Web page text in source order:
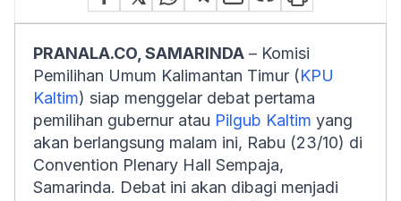
PRANALA.CO, SAMARINDA – Komisi
Pemilihan Umum Kalimantan Timur (KPU
Kaltim) siap menggelar debat pertama
pemilihan gubernur atau Pilgub Kaltim yang
akan berlangsung malam ini, Rabu (23/10) di
Convention Plenary Hall Sempaja,
Samarinda. Debat ini akan dibagi menjadi